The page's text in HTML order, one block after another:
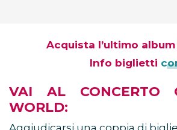
Acquista l’ultimo album
Info biglietti
VAI AL CONCERTO
WORLD: